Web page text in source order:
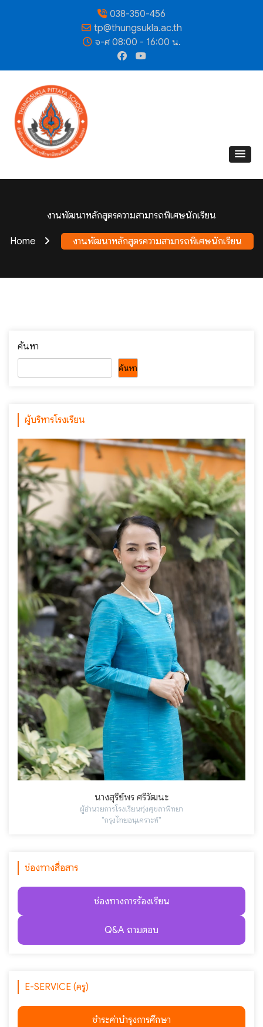
038-350-456
tp@thungsukla.ac.th
จ-ศ 08:00 - 16:00 น.
งานพัฒนาหลักสูตรความสามารถพิเศษนักเรียน
Home งานพัฒนาหลักสูตรความสามารถพิเศษนักเรียน
ค้นหา
ค้นหา
ผู้บริหารโรงเรียน
นางสุรีย์พร ศรีวัฒนะ
ผู้อำนวยการโรงเรียนทุ่งศุขลาพิทยา
"กรุงไทยอนุเคราะห์"
ช่องทางสื่อสาร
ช่องทางการร้องเรียน
Q&A ถามตอบ
E-SERVICE (ครู)
ชำระค่าบำรุงการศึกษา